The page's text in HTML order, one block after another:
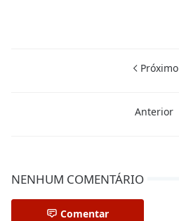
Próximo
Anterior
NENHUM COMENTÁRIO
Comentar